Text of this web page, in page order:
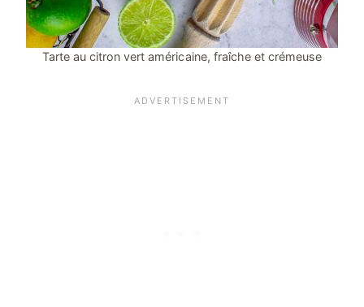
Tarte au citron vert américaine, fraîche et crémeuse